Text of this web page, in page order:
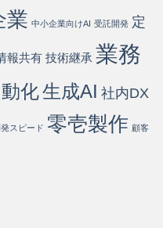
業 中小企業向けAI 受託開発 定
報共有 技術継承 業務
化生成AI 社内DX
発スピード 零壱製作 顧客